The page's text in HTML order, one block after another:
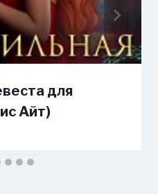
для
Айт)